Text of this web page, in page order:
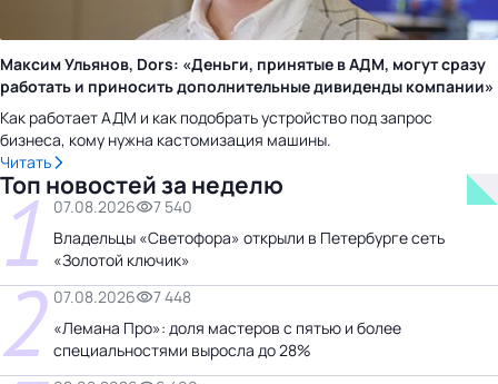
Максим Ульянов, Dors: «Деньги, принятые в АДМ, могут сразу
работать и приносить дополнительные дивиденды компании»
Как работает АДМ и как подобрать устройство под запрос
бизнеса, кому нужна кастомизация машины.
Читать
Топ новостей за неделю
1 07.08.2026
7 540
Владельцы «Светофора» открыли в Петербурге сеть
«Золотой ключик»
2 07.08.2026
7 448
«Лемана Про»: доля мастеров с пятью и более
специальностями выросла до 28%